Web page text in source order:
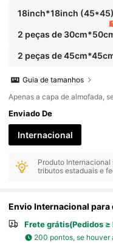
18inch*18inch (45*45)
2 peças de
2 peças de
Guia de tamanhos
Apenas a capa de almofada,
Enviado De
Internacional
Produto
tributos estaduais e
Envio Internacional para
Frete grátis(Pedidos
200 pontos, se houver